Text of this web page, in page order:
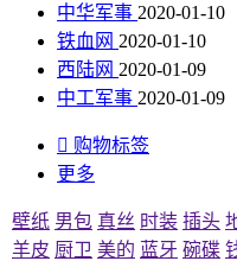
中华军事 2020-01-10
铁血网 2020-01-10
西陆网 2020-01-09
中工军事 2020-01-09
 购物标签
更多
壁纸 男包 真丝 时装 插头
羊皮 厨卫 美的 蓝牙 碗碟